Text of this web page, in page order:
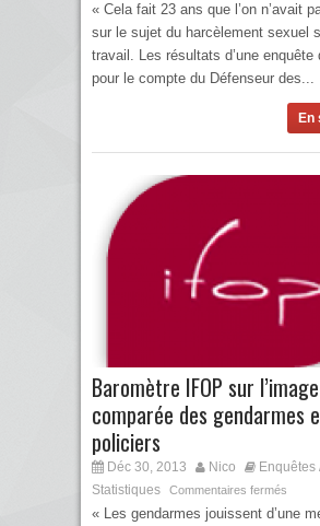
« Cela fait 23 ans que l’on n’avait
sur le sujet du harcèlement sexuel
travail. Les résultats d’une enquête
pour le compte du Défenseur des...
En
Baromètre IFOP sur l’image
comparée des gendarmes
policiers
Déc 30, 2013 Nico
Enquêtes
Statistiques
Commentaires fermés
« Les gendarmes jouissent d’une